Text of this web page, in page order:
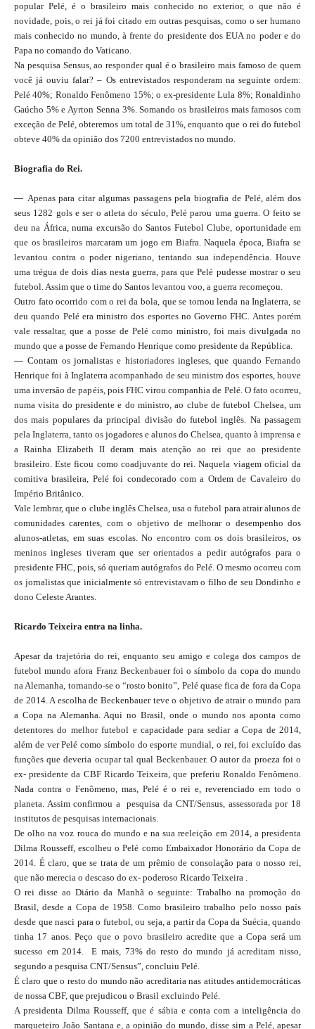
popular Pelé, é o brasileiro mais conhecido no exterior, o que não é
novidade, pois, o rei já foi citado em outras pesquisas, como o ser humano
mais conhecido no mundo, à frente do presidente dos EUA no poder e do
Papa no comando do Vaticano.
Na pesquisa Sensus, ao responder qual é o brasileiro mais famoso de quem
você já ouviu falar? – Os entrevistados responderam na seguinte ordem:
Pelé 40%; Ronaldo Fenômeno 15%; o ex-presidente Lula 8%; Ronaldinho
Gaúcho 5% e Ayrton Senna 3%. Somando os brasileiros mais famosos com
exceção de Pelé, obteremos um total de 31%, enquanto que o rei do futebol
obteve 40% da opinião dos 7200 entrevistados no mundo.
Biografia do Rei.
— Apenas para citar algumas passagens pela biografia de Pelé, além dos
seus 1282 gols e ser o atleta do século, Pelé parou uma guerra. O feito se
deu na África, numa excursão do Santos Futebol Clube, oportunidade em
que os brasileiros marcaram um jogo em Biafra. Naquela época, Biafra se
levantou contra o poder nigeriano, tentando sua independência. Houve
uma trégua de dois dias nesta guerra, para que Pelé pudesse mostrar o seu
futebol. Assim que o time do Santos levantou voo, a guerra recomeçou.
Outro fato ocorrido com o rei da bola, que se tornou lenda na Inglaterra, se
deu quando Pelé era ministro dos esportes no Governo FHC. Antes porém
vale ressaltar, que a posse de Pelé como ministro, foi mais divulgada no
mundo que a posse de Fernando Henrique como presidente da República.
—Contam os jornalistas e historiadores ingleses, que quando Fernando
Henrique foi à Inglaterra acompanhado de seu ministro dos esportes, houve
uma inversão de papéis, pois FHC virou companhia de Pelé. O fato ocorreu,
numa visita do presidente e do ministro, ao clube de futebol Chelsea, um
dos mais populares da principal divisão do futebol inglês. Na passagem
pela Inglaterra, tanto os jogadores e alunos do Chelsea, quanto à imprensa e
a Rainha Elizabeth II deram mais atenção ao rei que ao presidente
brasileiro. Este ficou como coadjuvante do rei. Naquela viagem oficial da
comitiva brasileira, Pelé foi condecorado com a Ordem de Cavaleiro do
Império Britânico.
Vale lembrar, que o clube inglês Chelsea, usa o futebol para atrair alunos de
comunidades carentes, com o objetivo de melhorar o desempenho dos
alunos-atletas, em suas escolas. No encontro com os dois brasileiros, os
meninos ingleses tiveram que ser orientados a pedir autógrafos para o
presidente FHC, pois, só queriam autógrafos do Pelé. O mesmo ocorreu com
os jornalistas que inicialmente só entrevistavam o filho de seu Dondinho e
dono Celeste Arantes.
Ricardo Teixeira entra na linha.
Apesar da trajetória do rei, enquanto seu amigo e colega dos campos de
futebol mundo afora Franz Beckenbauer foi o símbolo da copa do mundo
na Alemanha, tornando-se o “rosto bonito”, Pelé quase fica de fora da Copa
de 2014. A escolha de Beckenbauer teve o objetivo de atrair o mundo para
a Copa na Alemanha. Aqui no Brasil, onde o mundo nos aponta como
detentores do melhor futebol e capacidade para sediar a Copa de 2014,
além de ver Pelé como símbolo do esporte mundial, o rei, foi excluído das
funções que deveria ocupar tal qual Beckenbauer. O autor da proeza foi o
ex- presidente da CBF Ricardo Teixeira, que preferiu Ronaldo Fenômeno.
Nada contra o Fenômeno, mas, Pelé é o rei e, reverenciado em todo o
planeta. Assim confirmou a pesquisa da CNT/Sensus, assessorada por 18
institutos de pesquisas internacionais.
De olho na voz rouca do mundo e na sua reeleição em 2014, a presidenta
Dilma Rousseff, escolheu o Pelé como Embaixador Honorário da Copa de
2014. É claro, que se trata de um prêmio de consolação para o nosso rei,
que não merecia o descaso do ex- poderoso Ricardo Teixeira .
O rei disse ao Diário da Manhã o seguinte: Trabalho na promoção do
Brasil, desde a Copa de 1958. Como brasileiro trabalho pelo nosso país
desde que nasci para o futebol, ou seja, a partir da Copa da Suécia, quando
tinha 17 anos. Peço que o povo brasileiro acredite que a Copa será um
sucesso em 2014. E mais, 73% do resto do mundo já acreditam nisso,
segundo a pesquisa CNT/Sensus”, concluiu Pelé.
É claro que o resto do mundo não acreditaria nas atitudes antidemocráticas
de nossa CBF, que prejudicou o Brasil excluindo Pelé.
A presidenta Dilma Rousseff, que é sábia e conta com a inteligência do
marqueteiro João Santana e, a opinião do mundo, disse sim a Pelé, apesar